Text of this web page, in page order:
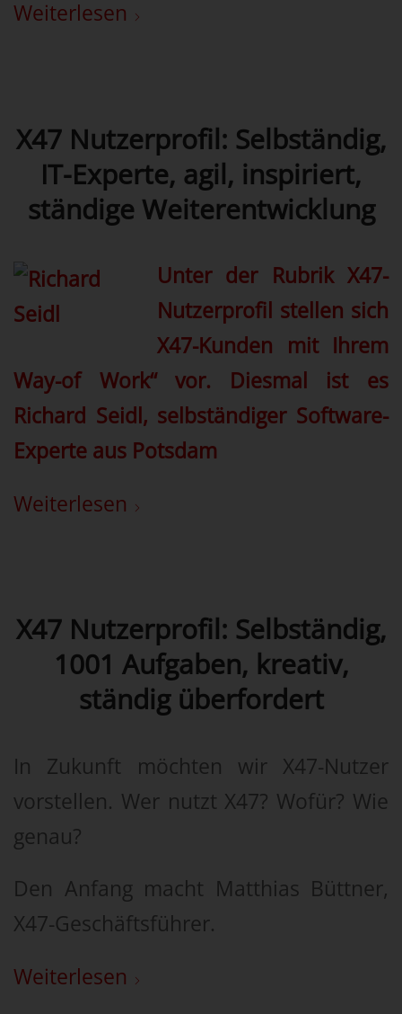
Weiterlesen
X47 Nutzerprofil: Selbständig,
IT-Experte, agil, inspiriert,
ständige Weiterentwicklung
Unter der Rubrik X47-
Nutzerprofil stellen sich
X47-Kunden mit Ihrem
Way-of Work“ vor. Diesmal ist es
Richard Seidl, selbständiger Software-
Experte aus Potsdam
Weiterlesen
X47 Nutzerprofil: Selbständig,
1001 Aufgaben, kreativ,
ständig überfordert
In Zukunft möchten wir X47-Nutzer
vorstellen. Wer nutzt X47? Wofür? Wie
genau?
Den Anfang macht Matthias Büttner,
X47-Geschäftsführer.
Weiterlesen